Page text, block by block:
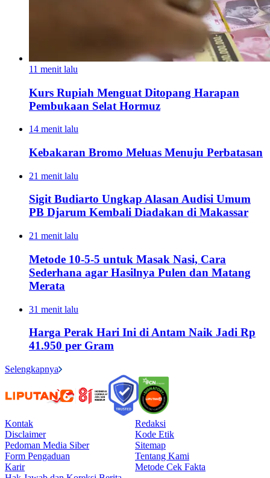
11 menit lalu
Kurs Rupiah Menguat Ditopang Harapan
Pembukaan Selat Hormuz
14 menit lalu
Kebakaran Bromo Meluas Menuju Perbatasan
21 menit lalu
Sigit Budiarto Ungkap Alasan Audisi Umum
PB Djarum Kembali Diadakan di Makassar
21 menit lalu
Metode 10-5-5 untuk Masak Nasi, Cara
Sederhana agar Hasilnya Pulen dan Matang
Merata
31 menit lalu
Harga Perak Hari Ini di Antam Naik Jadi Rp
41.950 per Gram
Selengkapnya
Kontak
Redaksi
Disclaimer
Kode Etik
Pedoman Media Siber
Sitemap
Form Pengaduan
Tentang Kami
Karir
Metode Cek Fakta